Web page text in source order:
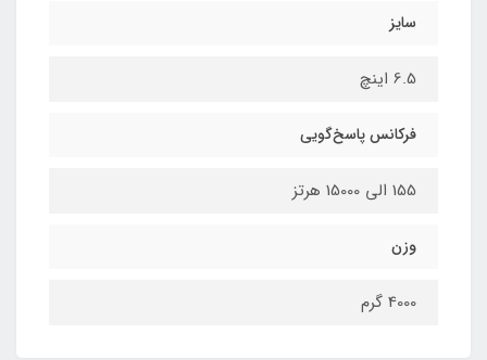
سایز
6.5 اینچ
فرکانس پاسخ‌گویی
155 الی 15000 هرتز
وزن
4000 گرم